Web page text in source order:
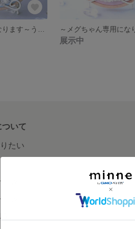
展示中
いて
たい
販売
販売